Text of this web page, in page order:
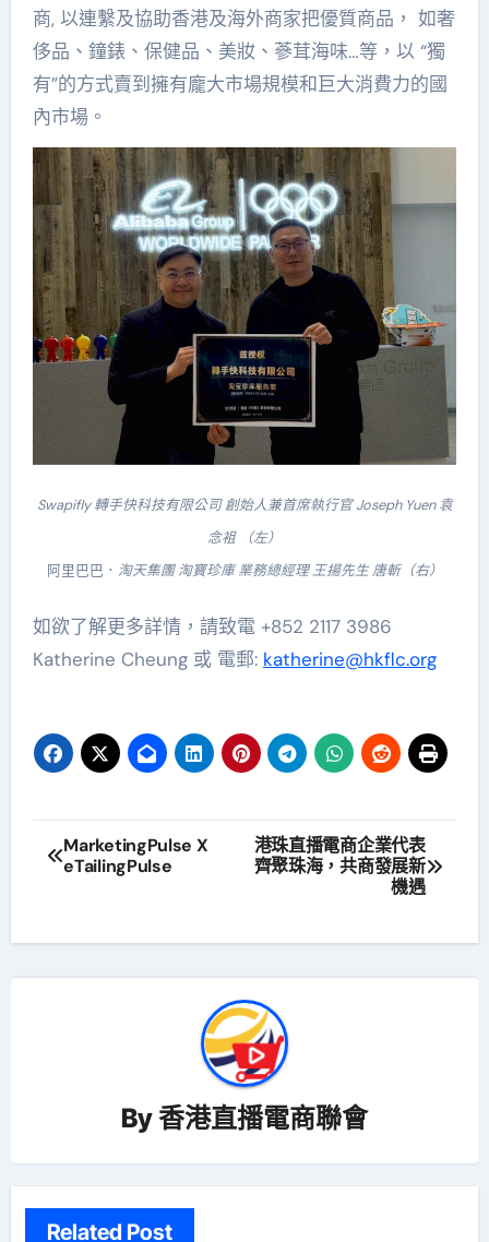
商, 以連繫及協助香港及海外商家把優質商品， 如奢
侈品、鐘錶、保健品、美妝、蔘茸海味…等，以 “獨
有”的方式賣到擁有龐大市場規模和巨大消費力的國
內市場。
Swapifly 轉手快科技有限公司 創始人兼首席執行官 Joseph Yuen 袁
念袓 （左）
阿里巴巴． 淘天集團 淘寶珍庫 業務總經理 王揚先生 唐斬（右）
如欲了解更多詳情，請致電 +852 2117 3986
Katherine Cheung 或 電郵: katherine@hkflc.org
文
章
覽
MarketingPulse X
eTailingPulse
港珠直播電商企業代表
齊聚珠海，共商發展新
機遇
By香港直播電商聯會
Related Post